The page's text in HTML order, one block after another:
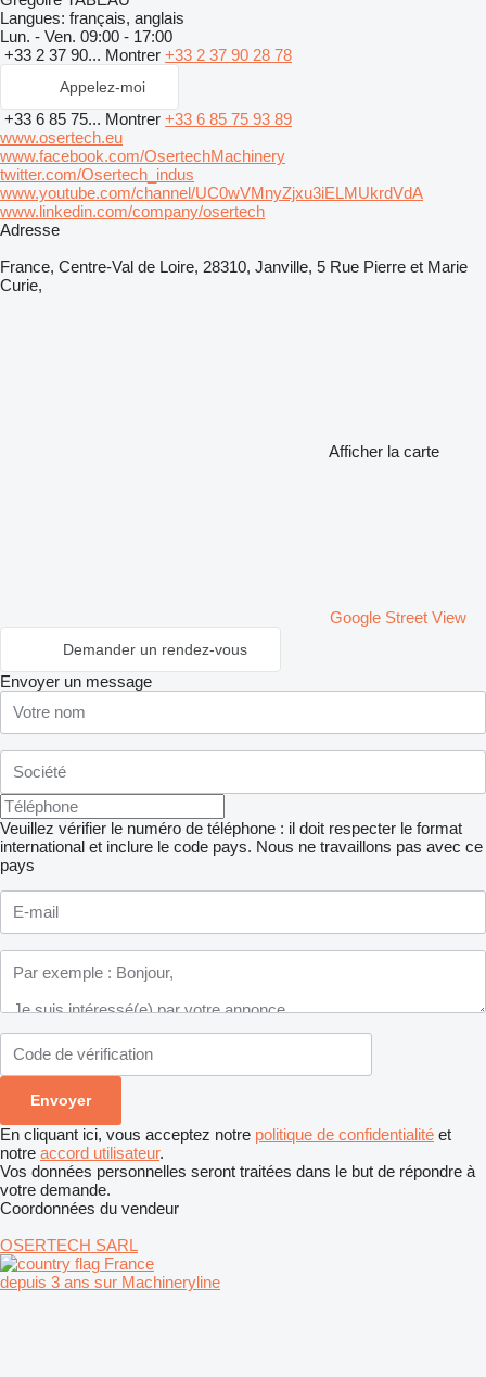
Langues: français, anglais
Lun. - Ven. 09:00 - 17:00
+33 2 37 90... Montrer +33 2 37 90 28 78
Appelez-moi
+33 6 85 75... Montrer +33 6 85 75 93 89
www.osertech.eu
www.facebook.com/OsertechMachinery
twitter.com/Osertech_indus
www.youtube.com/channel/UC0wVMnyZjxu3iELMUkrdVdA
www.linkedin.com/company/osertech
Adresse
France, Centre-Val de Loire, 28310, Janville, 5 Rue Pierre et Marie
Curie,
Afficher la carte
Google Street View
Demander un rendez-vous
Envoyer un message
Veuillez vérifier le numéro de téléphone : il doit respecter le format
international et inclure le code pays. Nous ne travaillons pas avec ce
pays
En cliquant ici, vous acceptez notre politique de confidentialité et
notre accord utilisateur.
Vos données personnelles seront traitées dans le but de répondre à
votre demande.
Coordonnées du vendeur
OSERTECH SARL
France
depuis 3 ans sur Machineryline